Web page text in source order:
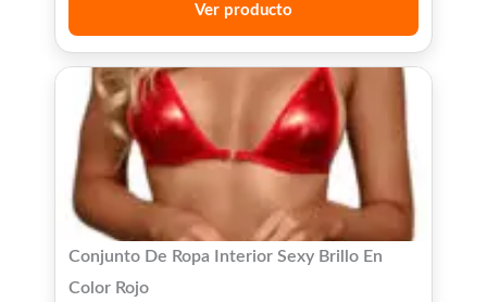
Ver producto
Conjunto De Ropa Interior Sexy Brillo En
Color Rojo